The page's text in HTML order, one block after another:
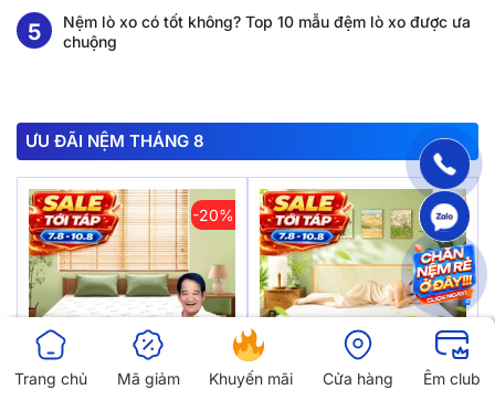
Nệm lò xo có tốt không? Top 10 mẫu đệm lò xo được ưa
chuộng
ƯU ĐÃI NỆM THÁNG 8
-20% -12%
Trang chủ Mã giảm Khuyến mãi Cửa hàng Êm club